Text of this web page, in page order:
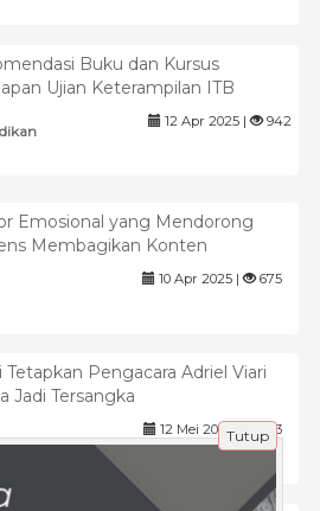
Buku dan Kursus
Ujian Keterampilan ITB
12 Apr 2025 | 942
Emosional yang Mendorong
Membagikan Konten
10 Apr 2025 | 675
Tetapkan Pengacara Adriel Viari
Jadi Tersangka
12 Mei 2026 | 143
Tutup